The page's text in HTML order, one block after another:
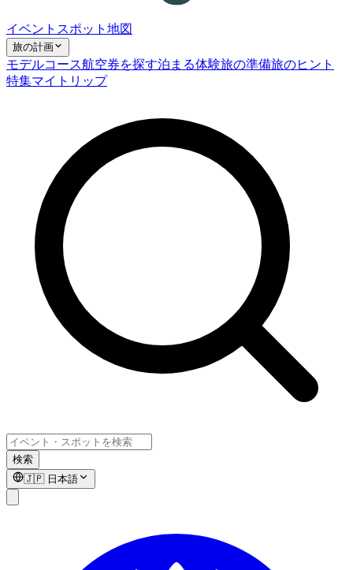
イベント スポット 地図
旅の計画
モデルコース航空券を探す泊まる体験旅の準備旅のヒント
特集マイトリップ
検索
🇯🇵 日本語